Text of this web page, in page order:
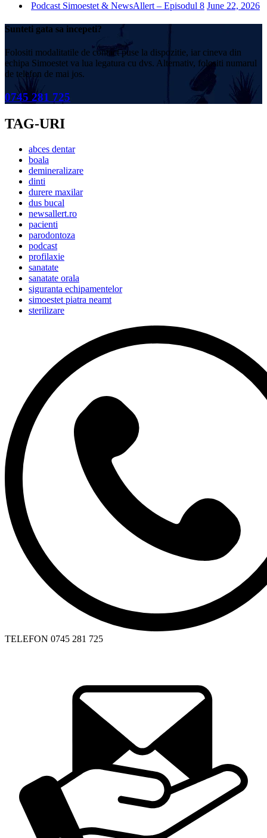
Podcast Simoestet & NewsAllert – Episodul 8 June 22, 2026
Sunteti gata sa incepeti?
Folositi modalitatile de contact puse la dispozitie, iar cineva din
echipa Simoestet va lua legatura cu dvs. Alternativ, folositi numarul
de telefon de mai jos.
0745 281 725
TAG-URI
abces dentar
boala
demineralizare
dinti
durere maxilar
dus bucal
newsallert.ro
pacienti
parodontoza
podcast
profilaxie
sanatate
sanatate orala
siguranta echipamentelor
simoestet piatra neamt
sterilizare
TELEFON 0745 281 725